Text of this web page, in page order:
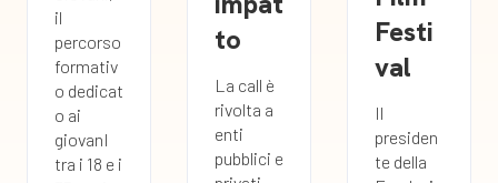
il
percorso
formativ
o dedicat
o ai
giovanI
tra i 18 e i
to
La call è
rivolta a
enti
pubblici e
Festi
val
Il
presiden
te della